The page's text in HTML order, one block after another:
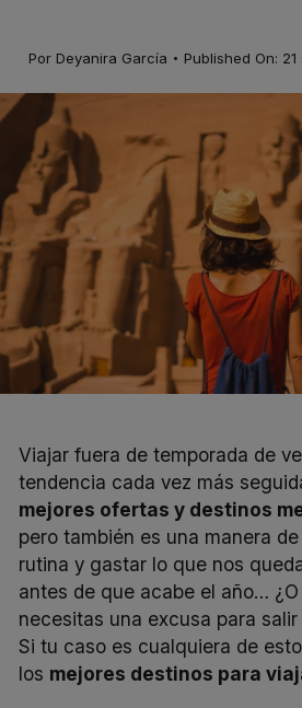
Por Deyanira García · Published On:
Viajar fuera de temporada de
tendencia cada vez más
mejores ofertas y destinos
pero también es una manera
rutina y gastar lo que nos
antes de que acabe el año…
necesitas una excusa para
Si tu caso es cualquiera de
los mejores destinos para